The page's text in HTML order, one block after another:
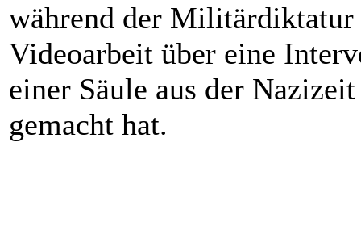
während der
Videoarbeit über eine
einer Säule aus der
gemacht hat.